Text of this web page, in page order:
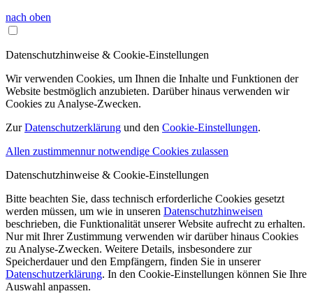
nach oben
Datenschutzhinweise & Cookie-Einstellungen
Wir verwenden Cookies, um Ihnen die Inhalte und Funktionen der
Website bestmöglich anzubieten. Darüber hinaus verwenden wir
Cookies zu Analyse-Zwecken.
ZurDatenschutzerklärung und den Cookie-Einstellungen.
Allen zustimmennur notwendige Cookies zulassen
Datenschutzhinweise & Cookie-Einstellungen
Bitte beachten Sie, dass technisch erforderliche Cookies gesetzt
werden müssen, um wie in unseren Datenschutzhinweisen
beschrieben, die Funktionalität unserer Website aufrecht zu erhalten.
Nur mit Ihrer Zustimmung verwenden wir darüber hinaus Cookies
zu Analyse-Zwecken. Weitere Details, insbesondere zur
Speicherdauer und den Empfängern, finden Sie in unserer
Datenschutzerklärung. In den Cookie-Einstellungen können Sie Ihre
Auswahl anpassen.